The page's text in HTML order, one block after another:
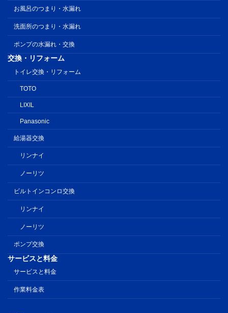
お風呂のつまり・水漏れ
洗面所のつまり・水漏れ
ポンプの水漏れ・交換
交換・リフォーム
トイレ交換・リフォーム
TOTO
LIXIL
Panasonic
給湯器交換
リンナイ
ノーリツ
ビルトインコンロ交換
リンナイ
ノーリツ
ポンプ交換
サービスと料金
サービスと料金
作業料金表